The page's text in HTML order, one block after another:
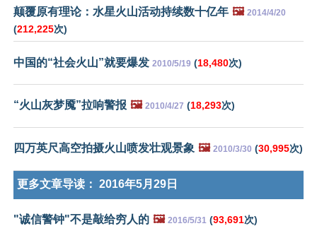
颠覆原有理论：水星火山活动持续数十亿年 🖼️ 2014/4/20
(212,225次)
中国的“社会火山”就要爆发 2010/5/19 (18,480次)
“火山灰梦魇”拉响警报 🖼️ 2010/4/27 (18,293次)
四万英尺高空拍摄火山喷发壮观景象 🖼️ 2010/3/30 (30,995次)
更多文章导读： 2016年5月29日
"诚信警钟"不是敲给穷人的 🖼️ 2016/5/31 (93,691次)